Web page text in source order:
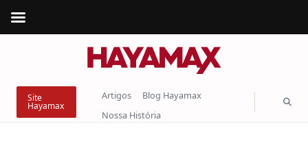
Site
Hayamax
Artigos
Blog Hayamax
Nossa História